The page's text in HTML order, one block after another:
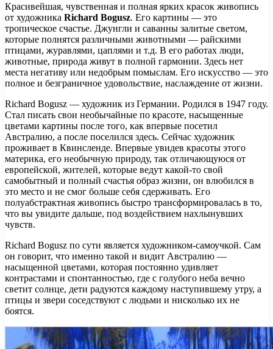
Красивейшая, чувственная и полная ярких красок живопись
от художника Richard Bogusz. Его картины — это
тропическое счастье. Джунгли и саванны залитые светом,
которые полнятся различными животными — райскими
птицами, журавлями, цаплями и т.д. В его работах люди,
животные, природа живут в полной гармонии. Здесь нет
места негативу или недобрым помыслам. Его искусство — это
полное и безграничное удовольствие, наслаждение от жизни.
Richard Bogusz — художник из Германии. Родился в 1947 году.
Стал писать свои необычайные по красоте, насыщенные
цветами картины после того, как впервые посетил
Австралию, а после поселился здесь. Сейчас художник
проживает в Квинсленде. Впервые увидев красоты этого
материка, его необычную природу, так отличающуюся от
европейской, жителей, которые ведут какой-то свой
самобытный и полный счастья образ жизни, он влюбился в
это место и не смог больше себя сдерживать. Его
полуабстрактная живопись быстро трансформировалась в то,
что вы увидите дальше, под воздействием нахлынувших
чувств.
Richard Bogusz по сути является художником-самоучкой. Сам
он говорит, что именно такой и видит Австралию —
насыщенной цветами, которая постоянно удивляет
контрастами и спонтанностью, где с голубого неба вечно
светит солнце, дети радуются каждому наступившему утру, а
птицы и звери соседствуют с людьми и нисколько их не
боятся.